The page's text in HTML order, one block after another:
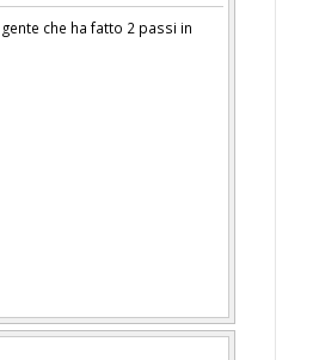
che ha fatto 2 passi in